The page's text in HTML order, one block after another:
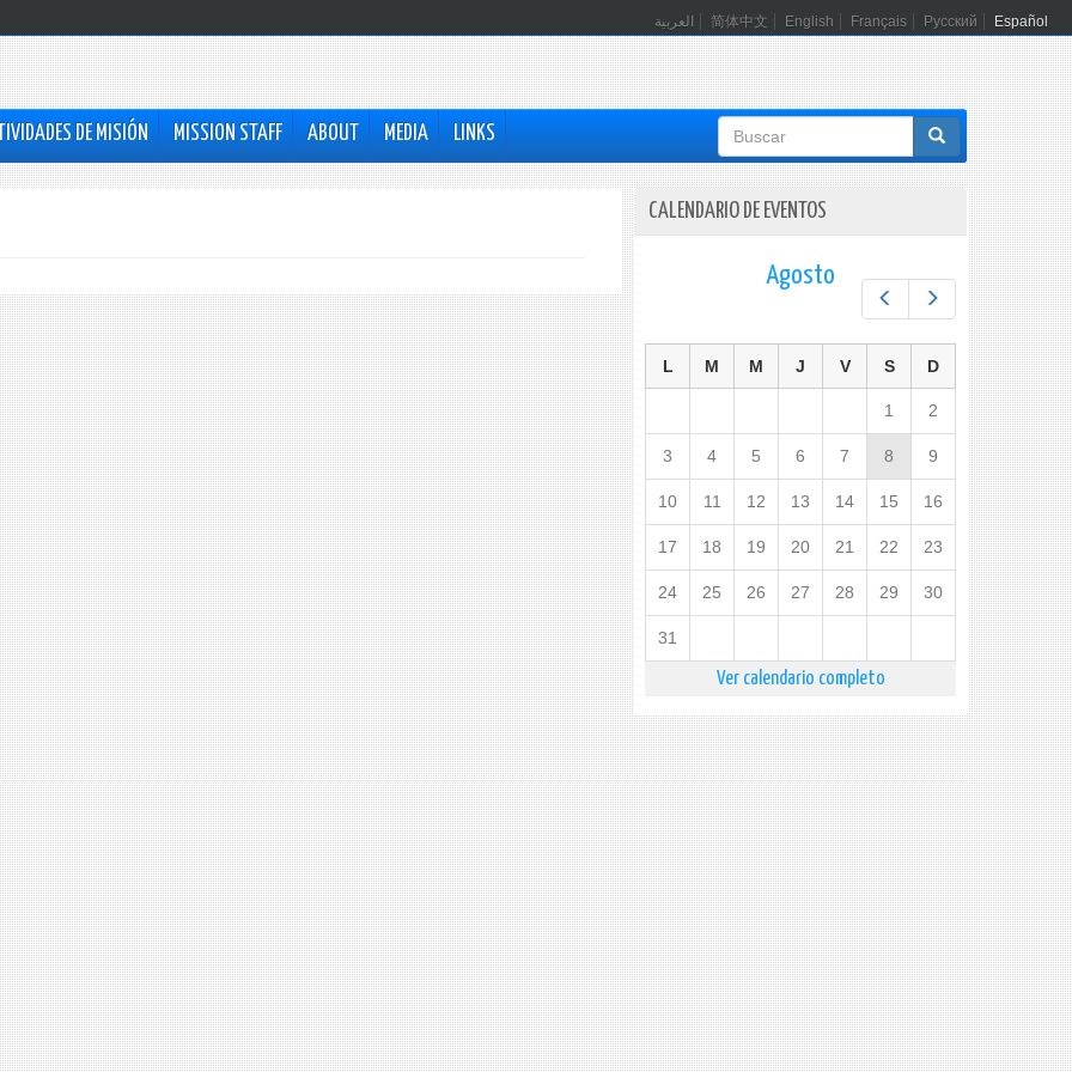
العربية 简体中文 English Français Русский Español
DE MISIÓN MISSION STAFF ABOUT MEDIA LINKS
Formulario
de
búsqueda
CALENDARIO DE EVENTOS
Next
Agosto
L M M J V S D
1 2
3 4 5 6 7 8 9
10 11 12 13 14 15 16
17 18 19 20 21 22 23
24 25 26 27 28 29 30
31
Ver calendario completo